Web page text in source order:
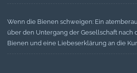
Wenn die Bienen schweigen: Ein
über den Untergang der Gesellschaft nach
Bienen und eine Liebeserklärung an die